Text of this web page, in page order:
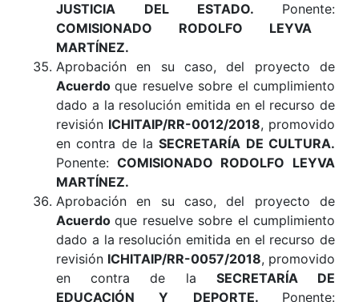
JUSTICIA DEL ESTADO. Ponente:
COMISIONADO RODOLFO LEYVA
MARTÍNEZ.
Aprobación en su caso, del proyecto de
Acuerdoque resuelve sobre el cumplimiento
dado a la resolución emitida en el recurso de
revisión ICHITAIP/RR-0012/2018, promovido
en contra de laSECRETARÍA DE CULTURA.
Ponente: COMISIONADO RODOLFO LEYVA
MARTÍNEZ.
Aprobación en su caso, del proyecto de
Acuerdoque resuelve sobre el cumplimiento
dado a la resolución emitida en el recurso de
revisión ICHITAIP/RR-0057/2018, promovido
en contra de la SECRETARÍA DE
EDUCACIÓN Y DEPORTE. Ponente: